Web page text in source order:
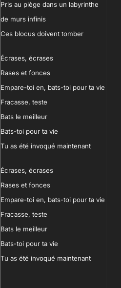
Pris au piège dans un labyrinthe
de murs infinis
Ces blocus doivent tomber
Écrases, écrases
Rases et fonces
Empare-toi en, bats-toi pour ta vie
Fracasse, teste
Bats le meilleur
Bats-toi pour ta vie
Tu as été invoqué maintenant
Écrases, écrases
Rases et fonces
Empare-toi en, bats-toi pour ta vie
Fracasse, teste
Bats le meilleur
Bats-toi pour ta vie
Tu as été invoqué maintenant